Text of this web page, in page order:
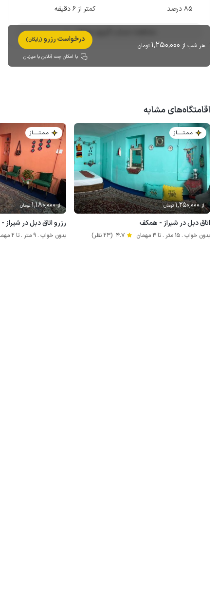
85 درصد
کمتر از 6 دقیقه
مشاهده حساب کاربری میزبان
هر شب از 1٬250٬000 تومان
درخواست رزرو (رایگان)
با امکان چت آنلاین با میزبان
اقامتگاه‌های مشابه
مـمـتــــــاز
از 1٬250٬000تومان
اتاق دبل در شیراز - همکف
بدون خواب . 15 متر . تا 4 مهمان 4.7 (23 نظر)
مـمـتــــــاز
از 1٬180٬000تومان
رزرو اتاق دبل در شیراز
بدون خواب . 9 متر . تا 2 مهمان